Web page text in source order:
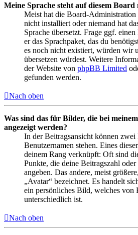
Meine Sprache steht auf diesem
Meist hat die Board-Administration
nicht installiert oder niemand hat
Sprache übersetzt. Frage ggf.
er das Sprachpaket, das du
es noch nicht existiert, würden wir
übersetzen würdest. Weitere
der Website von phpBB Limited
gefunden werden.
Nach oben
Was sind das für Bilder, die bei
angezeigt werden?
In der Beitragsansicht können
Benutzernamen stehen. Eines
deinem Rang verknüpft: Oft sind
Punkte, die deine Beitragszahl
angeben. Das andere, meist
„Avatar“ bezeichnet. Es handelt
ein persönliches Bild, welches von
unterschiedlich ist.
Nach oben